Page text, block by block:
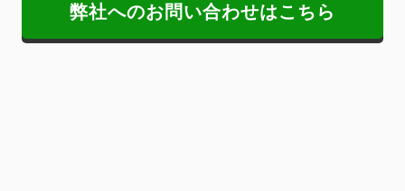
弊社へのお問い合わせはこちら